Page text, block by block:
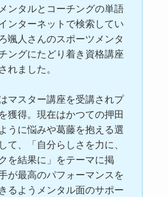
ンタルとコーチングの単語
ンターネットで検索してい
颯人さんのスポーツメンタ
ングにたどり着き資格講座
れました。
マスター講座を受講されプ
獲得。現在はかつての押田
うに悩みや葛藤を抱える選
て、「自分らしさを力に、
を結果に」をテーマに掲
が最高のパフォーマンスを
るようメンタル面のサポー